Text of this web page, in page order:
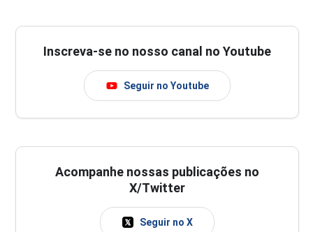
Inscreva-se no nosso canal no Youtube
Seguir no Youtube
Acompanhe nossas publicações no
X/Twitter
Seguir no X